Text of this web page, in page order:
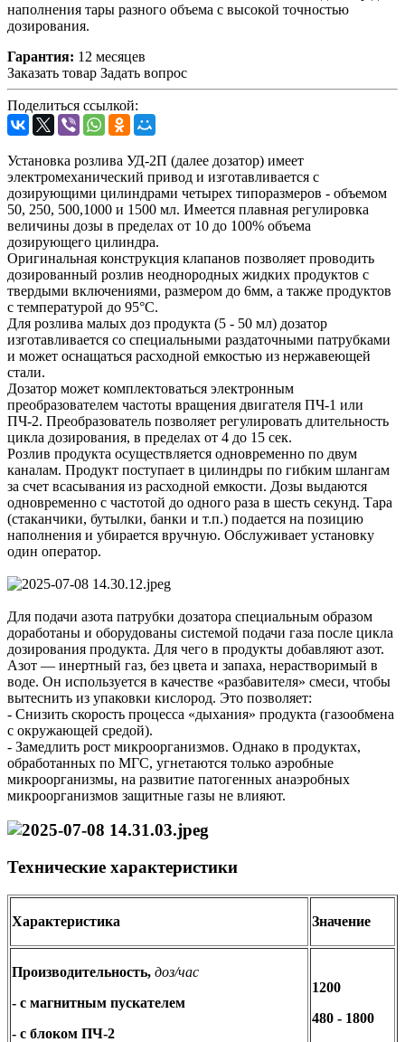
наполнения тары разного объема с высокой точностью
дозирования.
Гарантия: 12 месяцев
Заказать товар Задать вопрос
Поделиться ссылкой:
Установка розлива УД-2П (далее дозатор) имеет
электромеханический привод и изготавливается с
дозирующими цилиндрами четырех типоразмеров - объемом
50, 250, 500,1000 и 1500 мл. Имеется плавная регулировка
величины дозы в пределах от 10 до 100% объема
дозирующего цилиндра.
Оригинальная конструкция клапанов позволяет проводить
дозированный розлив неоднородных жидких продуктов с
твердыми включениями, размером до 6мм, а также продуктов
с температурой до 95°C.
Для розлива малых доз продукта (5 - 50 мл) дозатор
изготавливается со специальными раздаточными патрубками
и может оснащаться расходной емкостью из нержавеющей
стали.
Дозатор может комплектоваться электронным
преобразователем частоты вращения двигателя ПЧ-1 или
ПЧ-2. Преобразователь позволяет регулировать длительность
цикла дозирования, в пределах от 4 до 15 сек.
Розлив продукта осуществляется одновременно по двум
каналам. Продукт поступает в цилиндры по гибким шлангам
за счет всасывания из расходной емкости. Дозы выдаются
одновременно с частотой до одного раза в шесть секунд. Тара
(стаканчики, бутылки, банки и т.п.) подается на позицию
наполнения и убирается вручную. Обслуживает установку
один оператор.
Для подачи азота патрубки дозатора специальным образом
доработаны и оборудованы системой подачи газа после цикла
дозирования продукта. Для чего в продукты добавляют азот.
Азот — инертный газ, без цвета и запаха, нерастворимый в
воде. Он используется в качестве «разбавителя» смеси, чтобы
вытеснить из упаковки кислород. Это позволяет:
- Снизить скорость процесса «дыхания» продукта (газообмена
с окружающей средой).
- Замедлить рост микроорганизмов. Однако в продуктах,
обработанных по МГС, угнетаются только аэробные
микроорганизмы, на развитие патогенных анаэробных
микроорганизмов защитные газы не влияют.
Технические характеристики
Характеристика Значение
Производительность, доз/час
- с магнитным пускателем
- с блоком ПЧ-2
1200
480 - 1800